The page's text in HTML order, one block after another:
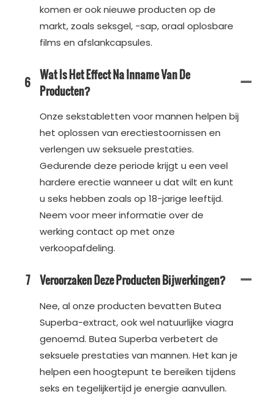
komen er ook nieuwe producten op de
markt, zoals seksgel, -sap, oraal oplosbare
films en afslankcapsules.
6 Wat Is Het Effect Na Inname Van De
Producten?
Onze sekstabletten voor mannen helpen bij
het oplossen van erectiestoornissen en
verlengen uw seksuele prestaties.
Gedurende deze periode krijgt u een veel
hardere erectie wanneer u dat wilt en kunt
u seks hebben zoals op 18-jarige leeftijd.
Neem voor meer informatie over de
werking contact op met onze
verkoopafdeling.
7 Veroorzaken Deze Producten Bijwerkingen?
Nee, al onze producten bevatten Butea
Superba-extract, ook wel natuurlijke viagra
genoemd. Butea Superba verbetert de
seksuele prestaties van mannen. Het kan je
helpen een hoogtepunt te bereiken tijdens
seks en tegelijkertijd je energie aanvullen.